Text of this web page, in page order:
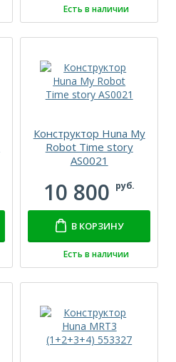
Есть в наличии
Конструктор Huna My
Robot Time story
AS0021
10 800 руб.
В КОРЗИНУ
Есть в наличии